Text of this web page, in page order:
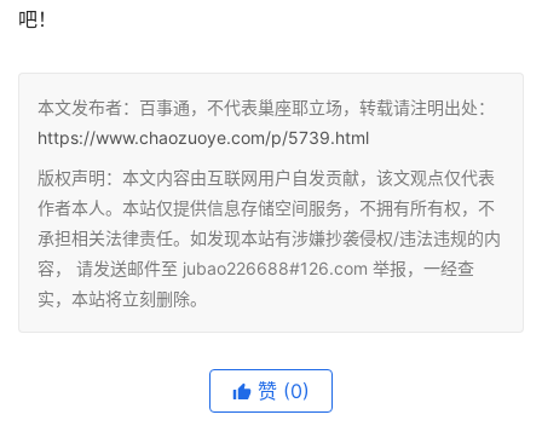
吧！
本文发布者：百事通，不代表巢座耶立场，转载请注明出处：
https://www.chaozuoye.com/p/5739.html
版权声明：本文内容由互联网用户自发贡献，该文观点仅代表
作者本人。本站仅提供信息存储空间服务，不拥有所有权，不
承担相关法律责任。如发现本站有涉嫌抄袭侵权/违法违规的内
容， 请发送邮件至 jubao226688#126.com 举报，一经查
实，本站将立刻删除。
赞 (0)